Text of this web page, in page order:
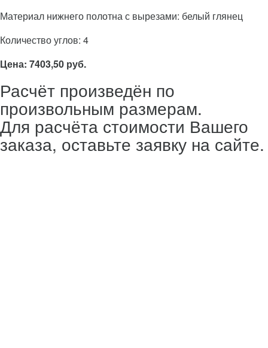
Материал нижнего полотна с вырезами: белый глянец
Количество углов: 4
Цена: 7403,50 руб.
Расчёт произведён по
произвольным размерам.
Для расчёта стоимости Вашего
заказа, оставьте заявку на сайте.